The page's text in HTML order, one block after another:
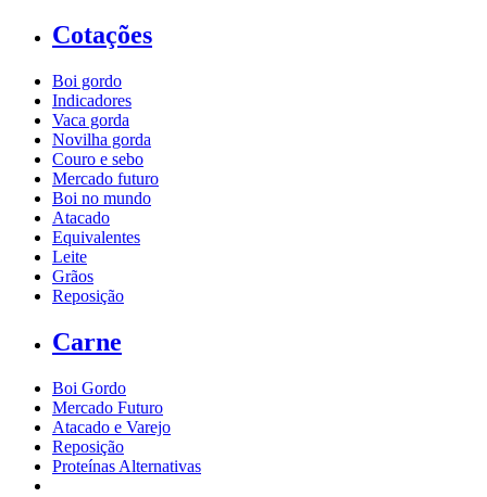
Cotações
Boi gordo
Indicadores
Vaca gorda
Novilha gorda
Couro e sebo
Mercado futuro
Boi no mundo
Atacado
Equivalentes
Leite
Grãos
Reposição
Carne
Boi Gordo
Mercado Futuro
Atacado e Varejo
Reposição
Proteínas Alternativas